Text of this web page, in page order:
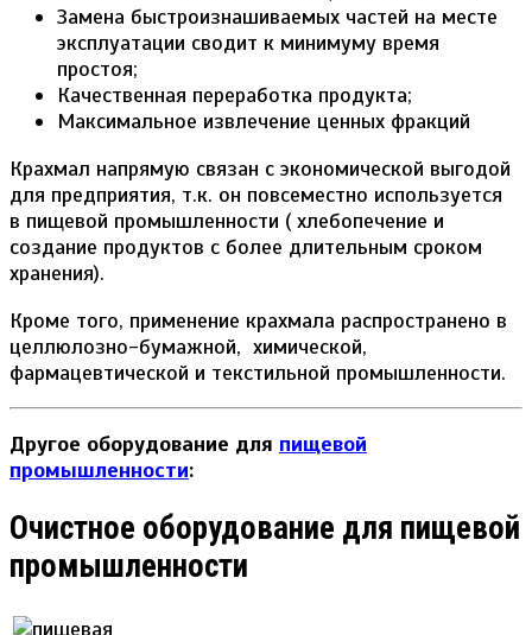
Замена быстроизнашиваемых частей на месте
эксплуатации сводит к минимуму время
простоя;
Качественная переработка продукта;
Максимальное извлечение ценных фракций
Крахмал напрямую связан с экономической выгодой
для предприятия, т.к. он повсеместно используется
в пищевой промышленности ( хлебопечение и
создание продуктов с более длительным сроком
хранения).
Кроме того, применение крахмала распространено в
целлюлозно-бумажной, химической,
фармацевтической и текстильной промышленности.
Другое оборудование для пищевой
промышленности:
Очистное оборудование для пищевой
промышленности